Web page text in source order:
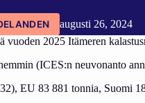
augusti 26, 2024
vuoden 2025 Itämeren
(ICES:n neuvonanto
EU 83 881 tonnia, Suomi